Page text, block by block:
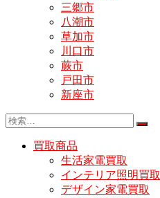
三郷市
八潮市
草加市
川口市
蕨市
戸田市
新座市
買取商品
生活家電買取
インテリア照明買取
デザイン家電買取